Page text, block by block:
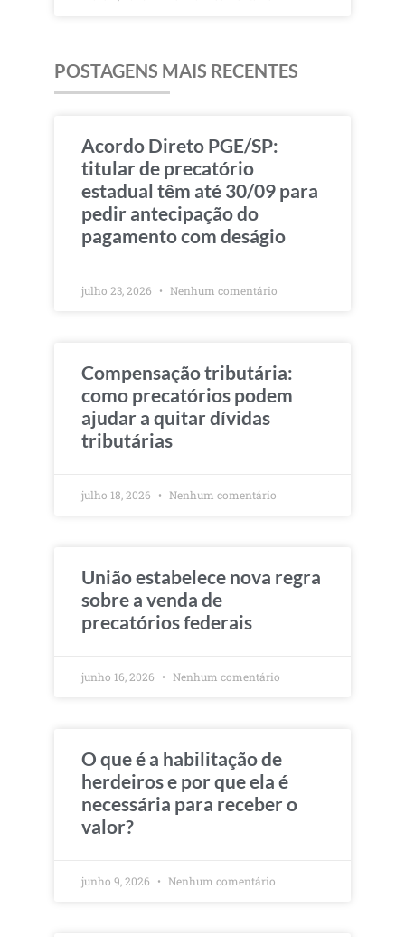
POSTAGENS MAIS RECENTES
Acordo Direto PGE/SP:
titular de precatório
estadual têm até 30/09 para
pedir antecipação do
pagamento com deságio
julho 23, 2026 Nenhum comentário
Compensação tributária:
como precatórios podem
ajudar a quitar dívidas
tributárias
julho 18, 2026 Nenhum comentário
União estabelece nova regra
sobre a venda de
precatórios federais
junho 16, 2026 Nenhum comentário
O que é a habilitação de
herdeiros e por que ela é
necessária para receber o
valor?
junho 9, 2026 Nenhum comentário